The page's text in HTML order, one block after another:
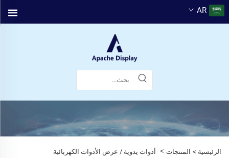
AR
الرئيسية > المنتجات > أدوات يدوية / عرض الأدوات الكهربائية